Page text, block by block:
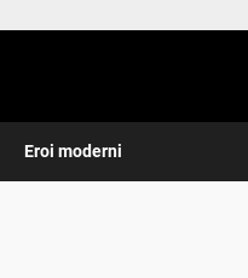
Eroi moderni